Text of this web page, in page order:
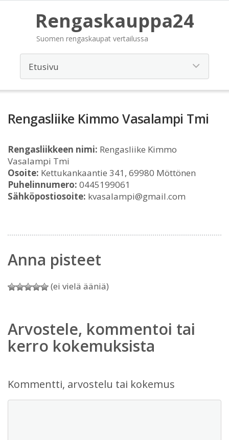
Rengaskauppa24
Suomen rengaskaupat vertailussa
Rengasliike Kimmo Vasalampi Tmi
Rengasliikkeen nimi: Rengasliike Kimmo
Vasalampi Tmi
Osoite: Kettukankaantie 341, 69980 Möttönen
Puhelinnumero: 0445199061
Sähköpostiosoite: kvasalampi@gmail.com
Anna pisteet
(ei vielä ääniä)
Arvostele, kommentoi tai
kerro kokemuksista
Kommentti, arvostelu tai kokemus